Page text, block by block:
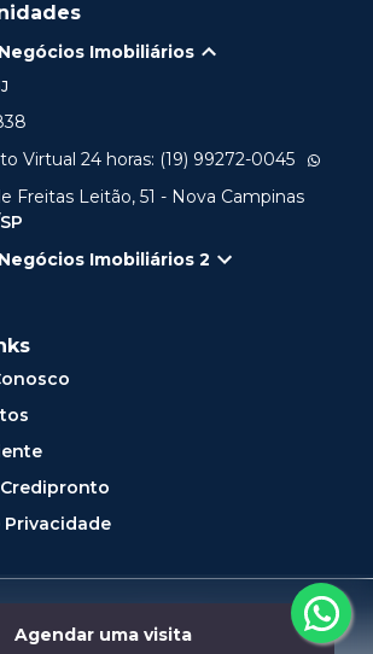
Agendar uma visita
Imobiliários
Virtual 24 horas: (19) 99272-0045
Freitas Leitão, 51 - Nova Campinas
Imobiliários 2
por